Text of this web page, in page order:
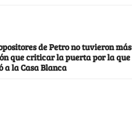
de Petro no tuvieron más
que criticar la puerta por la que
a la Casa Blanca